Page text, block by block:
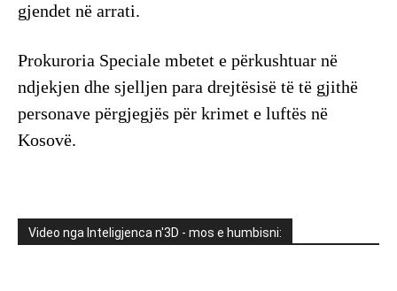
gjendet në arrati.
Prokuroria Speciale mbetet e përkushtuar në
ndjekjen dhe sjelljen para drejtësisë të të gjithë
personave përgjegjës për krimet e luftës në
Kosovë.
Video nga Inteligjenca n'3D - mos e humbisni: